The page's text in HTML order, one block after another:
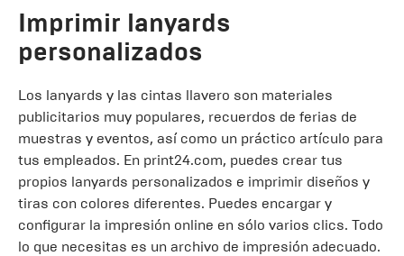
Imprimir lanyards
personalizados
Los lanyards y las cintas llavero son materiales
publicitarios muy populares, recuerdos de ferias de
muestras y eventos, así como un práctico artículo para
tus empleados. En print24.com, puedes crear tus
propios lanyards personalizados e imprimir diseños y
tiras con colores diferentes. Puedes encargar y
configurar la impresión online en sólo varios clics. Todo
lo que necesitas es un archivo de impresión adecuado.